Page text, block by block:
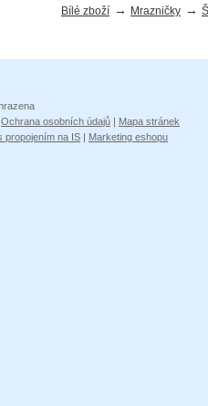
Bílé zboží → Mrazničky →
Ochrana osobních údajů | Mapa stránek
propojením na IS | Marketing eshopu